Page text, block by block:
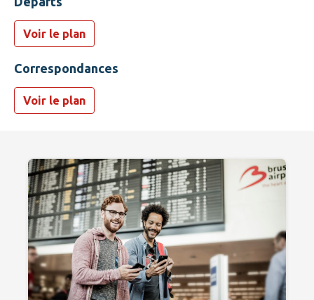
Voir le plan
Correspondances
Voir le plan